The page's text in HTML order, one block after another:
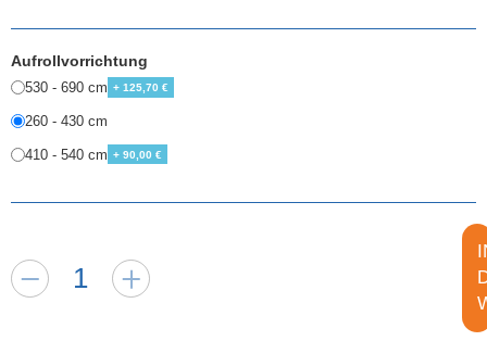
Aufrollvorrichtung
530 - 690 cm + 125,70 €
260 - 430 cm
410 - 540 cm + 90,00 €